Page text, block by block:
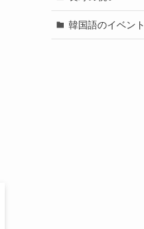
韓国語のイベント